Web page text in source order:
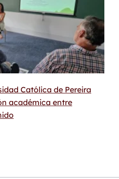
Católica de Pereira
académica entre